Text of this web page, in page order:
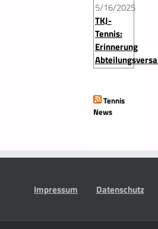
5/16/2025
TKJ-
Tennis:
Erinnerung
Tennis
News
Impressum Datenschutz